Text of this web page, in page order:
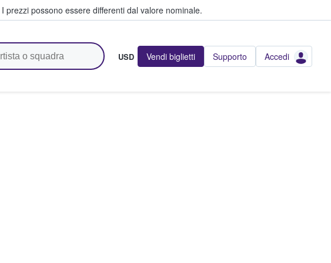
I prezzi possono essere differenti dal valore nominale.
USD Vendi biglietti Supporto Accedi